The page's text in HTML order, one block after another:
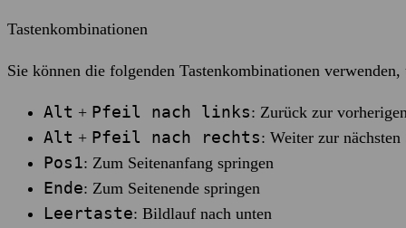
Tastenkombinationen
Sie können die folgenden Tastenkombinationen
Alt + Pfeil nach links: Zurück zur
Alt + Pfeil nach rechts: Weiter zur nächsten
Pos1: Zum Seitenanfang springen
Ende: Zum Seitenende springen
Leertaste: Bildlauf nach unten